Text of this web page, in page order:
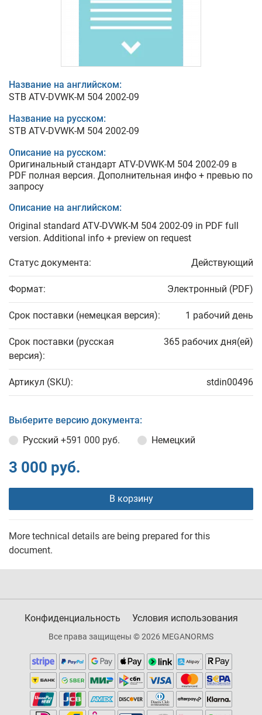
Название на английском:
STB ATV-DVWK-M 504 2002-09
Название на русском:
STB ATV-DVWK-M 504 2002-09
Описание на русском:
Оригинальный стандарт ATV-DVWK-M 504 2002-09 в
PDF полная версия. Дополнительная инфо + превью по
запросу
Описание на английском:
Original standard ATV-DVWK-M 504 2002-09 in PDF full
version. Additional info + preview on request
Статус документа: Действующий
Формат: Электронный (PDF)
Срок поставки (немецкая версия): 1 рабочий день
Срок поставки (русская
версия):
365 рабочих дня(ей)
Артикул (SKU): stdin00496
Выберите версию документа:
Русский +591 000 руб. Немецкий
3 000 руб.
В корзину
More technical details are being prepared for this
document.
Конфиденциальность Условия использования
Все права защищены © 2026 MEGANORMS